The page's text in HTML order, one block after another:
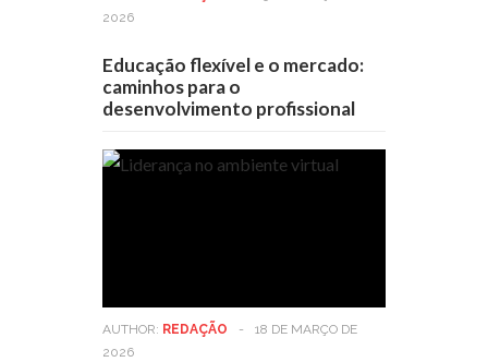
2026
Educação flexível e o mercado:
caminhos para o
desenvolvimento profissional
AUTHOR: REDAÇÃO -
18 DE MARÇO DE
2026